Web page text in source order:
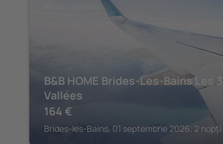
B&B HOME Brides-Les-Bains Les 3
Vallées
164 €
Brides-les-Bains, 01 septembrie 2026, 2 nopți